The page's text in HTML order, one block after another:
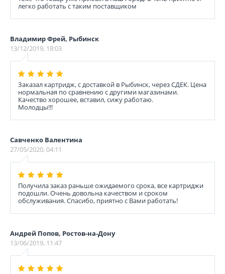
легко работать с таким поставщиком
Владимир Фрей, Рыбинск
13/12/2019, 18:03
Заказал картридж, с доставкой в Рыбинск, через СДЕК. Цена
нормальная по сравнению с другими магазинами.
Качество хорошее, вставил, сижу работаю.
Молодцы!!!
Савченко Валентина
27/05/2020, 04:11
Получила заказ раньше ожидаемого срока, все картриджи
подошли. Очень довольна качеством и сроком
обслуживания. Спасибо, приятно с Вами работать!
Андрей Попов, Ростов-на-Дону
13/06/2019, 11:47